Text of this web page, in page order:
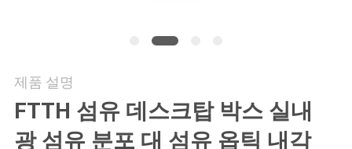
세
요
제품 설명
FTTH 섬유 데스크탑 박스 실내
광 섬유 분포 대 섬유 옵틱 내각